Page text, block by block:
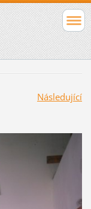
Následující